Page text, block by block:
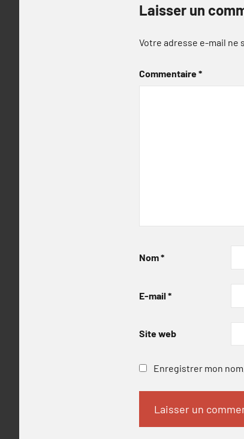
Laisser un
Votre adresse e-mail ne
Commentaire*
Nom*
E-mail *
Site web
Enregistrer mon